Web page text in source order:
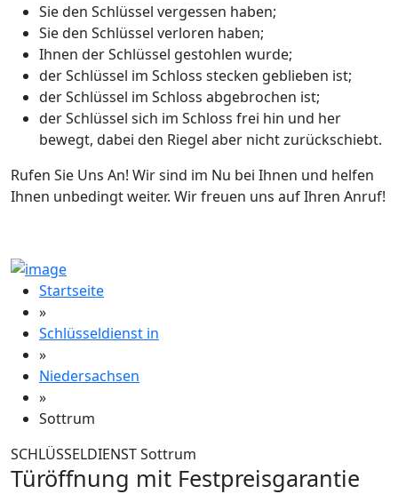
Sie den Schlüssel vergessen haben;
Sie den Schlüssel verloren haben;
Ihnen der Schlüssel gestohlen wurde;
der Schlüssel im Schloss stecken geblieben ist;
der Schlüssel im Schloss abgebrochen ist;
der Schlüssel sich im Schloss frei hin und her
bewegt, dabei den Riegel aber nicht zurückschiebt.
Rufen Sie Uns An! Wir sind im Nu bei Ihnen und helfen
Ihnen unbedingt weiter. Wir freuen uns auf Ihren Anruf!
Startseite
»
Schlüsseldienst in
»
Niedersachsen
»
Sottrum
SCHLÜSSELDIENST Sottrum
Türöffnung mit Festpreisgarantie